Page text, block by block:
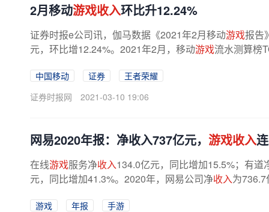
2月移动游戏收入环比升12.24%
证券时报e公司讯，伽马数据《2021年2月移动游戏报告
元，环比增12.24%。2021年2月，移动游戏流水测算榜
中国移动 证券
王者荣耀
证券时报网
2021-03-10 19:06
网易2020年报：净收入737亿元， 游戏收入
在线游戏服务净收入134.0亿元，同比增加15.5%；有道
元，同比增加41.3%。2020年，网易公司净收入为
游戏 年报
手游